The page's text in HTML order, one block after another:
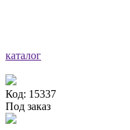
каталог
Код: 15337
Под заказ